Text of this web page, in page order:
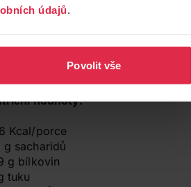
údajů.
Povolit vše
hodnoty:
Kcal/porce
g sacharidů
g bílkovin
tuku